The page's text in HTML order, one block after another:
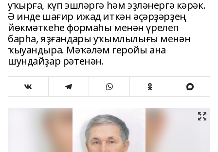
уҡырға, күп эшләргә һәм эҙләнергә кәрәк.
Ә инде шағир ижад иткән әҫәр­ҙәрҙең
йөкмәткеһе формаһы менән үрелеп
барһа, яҙғандары уҡымлылығы менән
ҡыуандыра. Мәҡәләм геройы ана
шундайҙар рәтенән.